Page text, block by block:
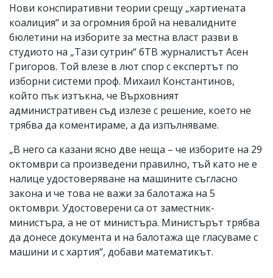
Нови конспиративни теории срещу „хартиената
коалиция“ и за огромния брой на невалидните
бюлетини на изборите за местна власт разви в
студиото на „Тази сутрин“ бТВ журналистът Асен
Григоров. Той влезе в лют спор с експертът по
изборни системи проф. Михаил Константинов,
който пък изтъкна, че Върховният
административен съд излезе с решение, което не
трябва да коментираме, а да изпълняваме.
„В него са казани ясно две неща – че изборите на 29
октомври са произведени правилно, тъй като не е
налице удостоверяване на машините съгласно
закона и че това не важи за балотажа на 5
октомври. Удостоверени са от заместник-
министъра, а не от министъра. Министърът трябва
да донесе документа и на балотажа ще гласуваме с
машини и с хартия“, добави математикът.